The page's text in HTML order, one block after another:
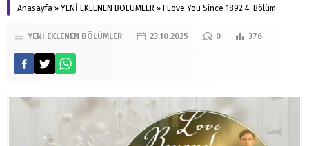
Anasayfa » YENİ EKLENEN BÖLÜMLER » I Love You Since 1892 4. Bölüm
YENİ EKLENEN BÖLÜMLER 23.10.2025 0 376